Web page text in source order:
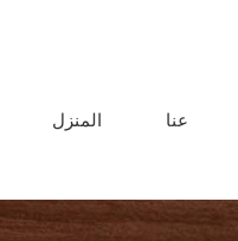
المنزل عنا